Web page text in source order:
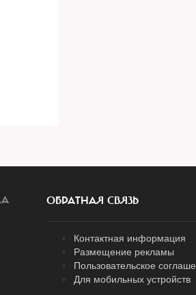
ОБРАТНАЯ СВЯЗЬ
Контактная информация
Размещение рекламы
Пользовательское
Для мобильных устройств